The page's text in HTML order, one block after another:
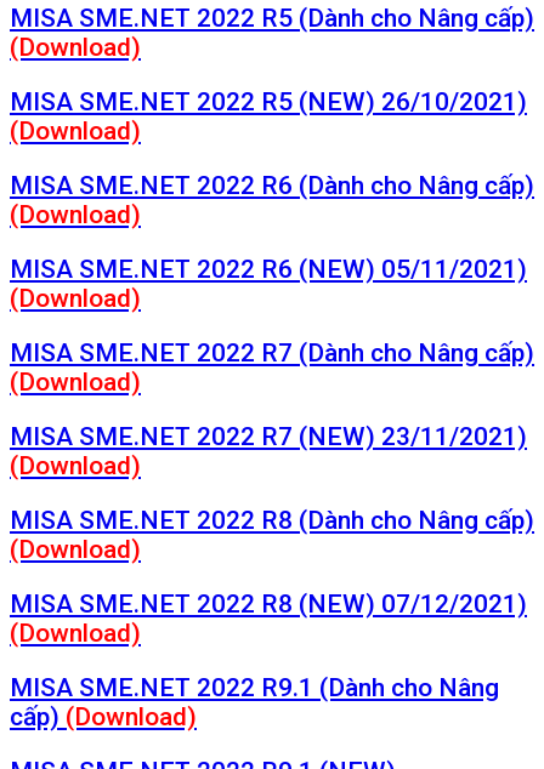
MISA SME.NET 2022 R5 (Dành cho Nâng cấp)
(Download)
MISA SME.NET 2022 R5 (NEW) 26/10/2021)
(Download)
MISA SME.NET 2022 R6 (Dành cho Nâng cấp)
(Download)
MISA SME.NET 2022 R6 (NEW) 05/11/2021)
(Download)
MISA SME.NET 2022 R7 (Dành cho Nâng cấp)
(Download)
MISA SME.NET 2022 R7 (NEW) 23/11/2021)
(Download)
MISA SME.NET 2022 R8 (Dành cho Nâng cấp)
(Download)
MISA SME.NET 2022 R8 (NEW) 07/12/2021)
(Download)
MISA SME.NET 2022 R9.1 (Dành cho Nâng
cấp) (Download)